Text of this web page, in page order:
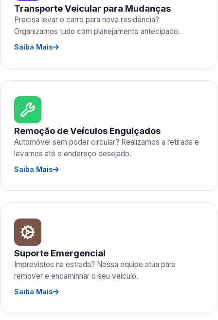
Transporte Veicular para Mudanças
Precisa levar o carro para nova residência?
Organizamos tudo com planejamento antecipado.
Saiba Mais
Remoção de Veículos Enguiçados
Automóvel sem poder circular? Realizamos a retirada e
levamos até o endereço desejado.
Saiba Mais
Suporte Emergencial
Imprevistos na estrada? Nossa equipe atua para
remover e encaminhar o seu veículo.
Saiba Mais